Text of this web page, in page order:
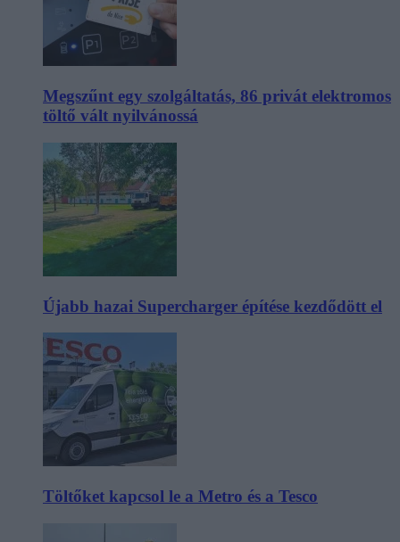
Megszűnt egy szolgáltatás, 86 privát elektromos
töltő vált nyilvánossá
Újabb hazai Supercharger építése kezdődött el
Töltőket kapcsol le a Metro és a Tesco